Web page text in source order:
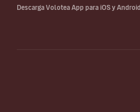
Descarga Volotea App para iOS y Android